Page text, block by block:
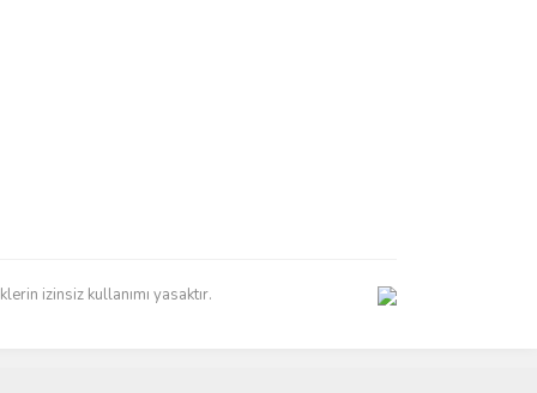
izinsiz kullanımı yasaktır.